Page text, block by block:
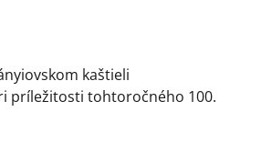
kaštieli
príležitosti tohtoročného 100.